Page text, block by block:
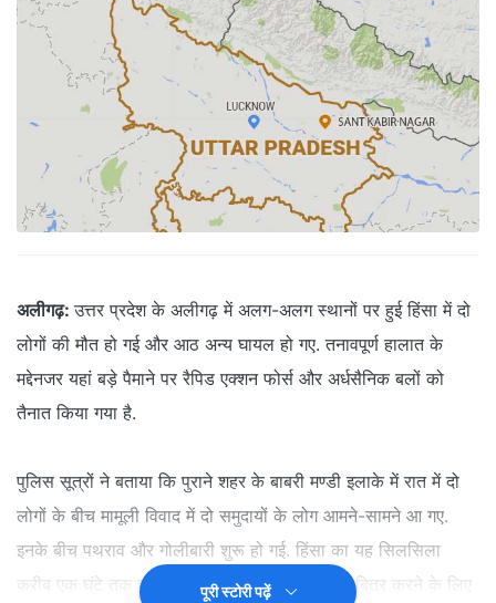
अलीगढ़: उत्तर प्रदेश के अलीगढ़ में अलग-अलग स्थानों पर हुई हिंसा में दो
लोगों की मौत हो गई और आठ अन्य घायल हो गए. तनावपूर्ण हालात के
मद्देनजर यहां बड़े पैमाने पर रैपिड एक्शन फोर्स और अर्धसैनिक बलों को
तैनात किया गया है.
पुलिस सूत्रों ने बताया कि पुराने शहर के बाबरी मण्डी इलाके में रात में दो
लोगों के बीच मामूली विवाद में दो समुदायों के लोग आमने-सामने आ गए.
इनके बीच पथराव और गोलीबारी शुरू हो गई. हिंसा का यह सिलसिला
करीब एक घंटे तक चला. दोनों पक्षों के लोगों को तितर-बितर करने के लिए
पूरी स्टोरी पढ़ें